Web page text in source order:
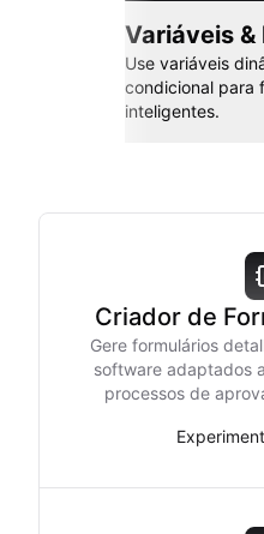
Variáveis &
Use variáveis
condicional para
inteligentes.
Criador de
Gere formulários
software adaptados
processos de